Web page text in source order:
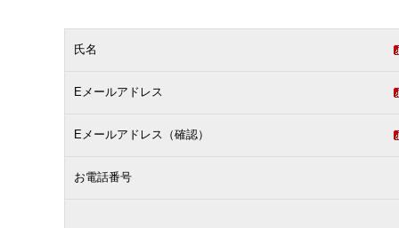
氏名
Eメールアドレス
Eメールアドレス（確認）
お電話番号